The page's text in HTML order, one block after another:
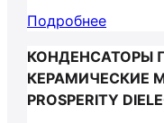
Подробнее
КОНДЕНСАТОРЫ
КЕРАМИЧЕСКИЕ
PROSPERITY